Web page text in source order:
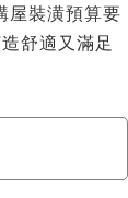
屋裝潢預算要
舒適又滿足